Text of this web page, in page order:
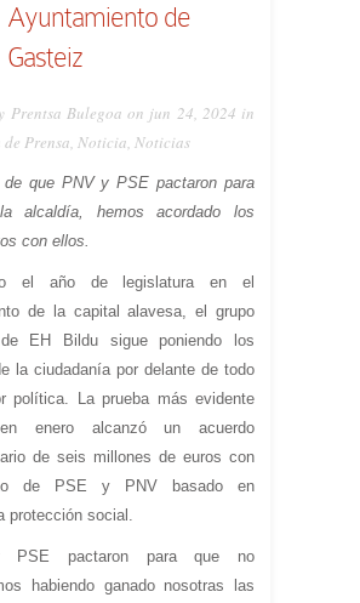
Ayuntamiento de
Gasteiz
Prentsa Bulegoa on jun 24, 2024 in
Prensa Noticia Noticias
que PNV y PSE pactaron para
alcaldía, hemos acordado los
con ellos.
el año de legislatura en el
de la capital alavesa, el grupo
EH Bildu sigue poniendo los
la ciudadanía por delante de todo
política. La prueba más evidente
enero alcanzó un acuerdo
de seis millones de euros con
de PSE y PNV basado en
protección social.
PSE pactaron para que no
habiendo ganado nosotras las